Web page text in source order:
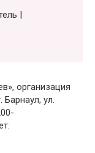
|
организация
Барнаул, ул.